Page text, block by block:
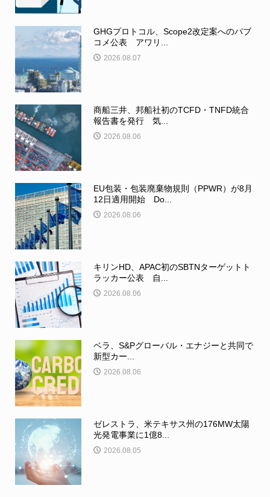
GHGプロトコル、Scope2改定案へのパブ
コメ公表 アワリ...
2026.08.07
商船三井、邦船社初のTCFD・TNFD統合
報告書を発行 気...
2026.08.06
EU包装・包装廃棄物規則（PPWR）が8月
12日適用開始 Do...
2026.08.06
キリンHD、APAC初のSBTNターゲットト
ラッカー公表 自...
2026.08.06
ベラ、S&Pグローバル・エナジーと共同で
新型カー...
2026.08.06
ゼレストラ、米テキサス州の176MW太陽
光発電事業に1億8...
2026.08.05